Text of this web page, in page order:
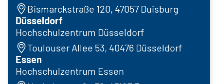
Bismarckstraße 120, 47057 Duisburg
Düsseldorf
Hochschulzentrum Düsseldorf
Toulouser Allee 53, 40476 Düsseldorf
Essen
Hochschulzentrum Essen